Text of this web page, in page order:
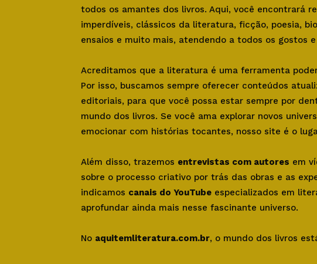
todos os amantes dos livros. Aqui, você encontrará
imperdíveis, clássicos da literatura, ficção, poesia,
ensaios e muito mais, atendendo a todos os gostos
Acreditamos que a literatura é uma ferramenta
Por isso, buscamos sempre oferecer conteúdos
editoriais, para que você possa estar sempre por
mundo dos livros. Se você ama explorar novos
emocionar com histórias tocantes, nosso site é o
Além disso, trazemos entrevistas com autores em
sobre o processo criativo por trás das obras e as
indicamos canais do YouTube especializados em
aprofundar ainda mais nesse fascinante universo.
No aquitemliteratura.com.br, o mundo dos livros